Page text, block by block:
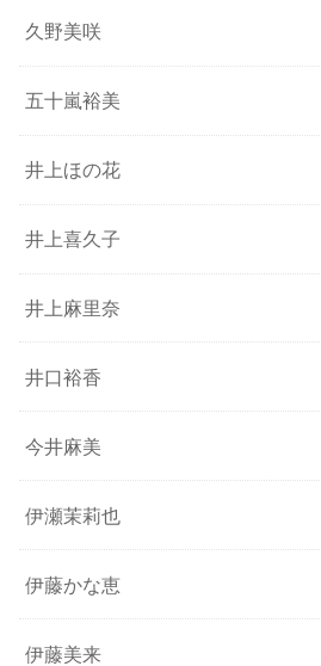
久野美咲
五十嵐裕美
井上ほの花
井上喜久子
井上麻里奈
井口裕香
今井麻美
伊瀬茉莉也
伊藤かな恵
伊藤美来